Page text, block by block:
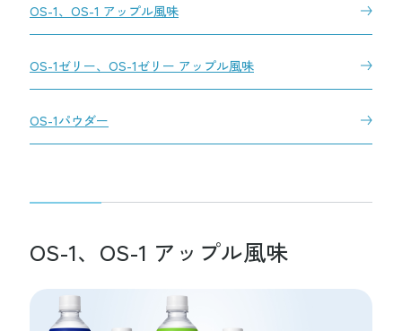
大塚化学
大塚食品 大塚メディカルデバイス
個人情報の取り扱いについて
ウェブアクセシビリティについて
OS-1、OS-1 アップル風味
OS-1ゼリー、OS-1ゼリー アップル風味
OS-1パウダー
OS-1、OS-1 アップル風味